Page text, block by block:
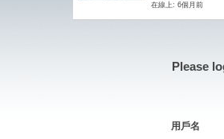
在線上: 6個月前
Please
用戶名